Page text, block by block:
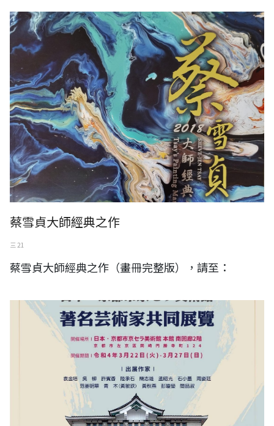
蔡雪貞大師經典之作
三 21
蔡雪貞大師經典之作（畫冊完整版），請至：
2022 (彩り豊かな芸術家たち)著名藝術家共同展覽